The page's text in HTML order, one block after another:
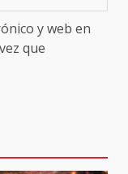
y web en
que